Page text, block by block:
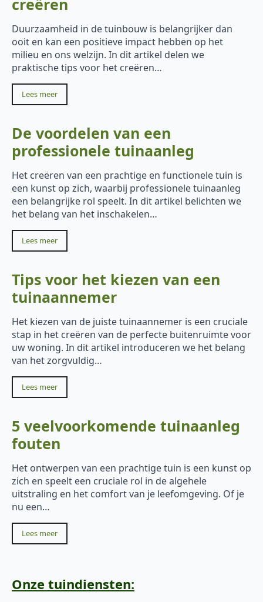
creëren
Duurzaamheid in de tuinbouw is belangrijker dan
ooit en kan een positieve impact hebben op het
milieu en ons welzijn. In dit artikel delen we
praktische tips voor het creëren…
Lees meer
De voordelen van een
professionele tuinaanleg
Het creëren van een prachtige en functionele tuin is
een kunst op zich, waarbij professionele tuinaanleg
een belangrijke rol speelt. In dit artikel belichten we
het belang van het inschakelen…
Lees meer
Tips voor het kiezen van een
tuinaannemer
Het kiezen van de juiste tuinaannemer is een cruciale
stap in het creëren van de perfecte buitenruimte voor
uw woning. In dit artikel introduceren we het belang
van het zorgvuldig…
Lees meer
5 veelvoorkomende tuinaanleg
fouten
Het ontwerpen van een prachtige tuin is een kunst op
zich en speelt een cruciale rol in de algehele
uitstraling en het comfort van je leefomgeving. Of je
nu een…
Lees meer
Onze tuindiensten: